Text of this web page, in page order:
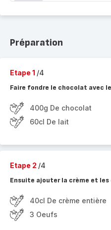
Préparation
Etape 1 /4
Faire fondre le chocolat avec
400g De chocolat
60cl De lait
Etape 2 /4
Ensuite ajouter la crème et
40cl De crème entière
3 Oeufs